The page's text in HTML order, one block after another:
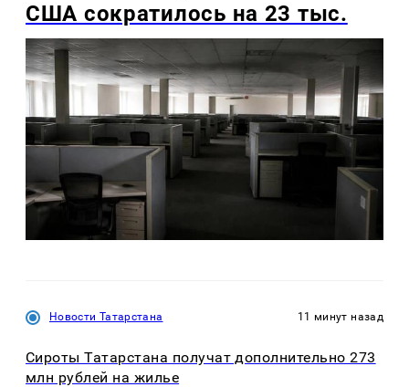
США сократилось на 23 тыс.
Новости Татарстана 11 минут назад
Сироты Татарстана получат дополнительно 273
млн рублей на жилье